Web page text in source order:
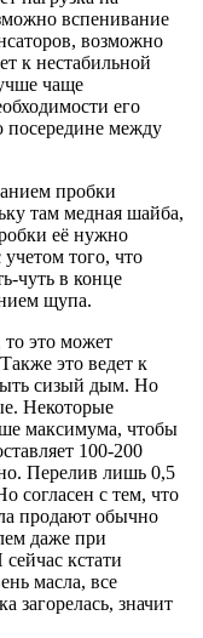
вспенивание
возможно
к нестабильной
чаще
его
посередине между
пробки
там медная шайба,
её нужно
того, что
чуть в конце
щупа.
то это может
это ведет к
сизый дым. Но
Некоторые
максимума, чтобы
100-200
Перелив лишь 0,5
согласен с тем, что
продают обычно
даже при
кстати
масла, все
загорелась, значит